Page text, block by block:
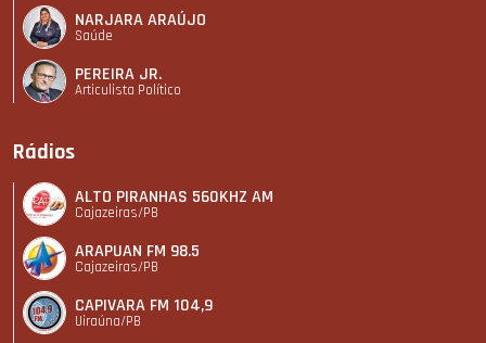
NARJARA ARAÚJO
Saúde
PEREIRA JR.
Articulista Polí­tico
Rádios
ALTO PIRANHAS 560KHZ AM
Cajazeiras/PB
ARAPUAN FM 98.5
Cajazeiras/PB
CAPIVARA FM 104,9
Uiraúna/PB